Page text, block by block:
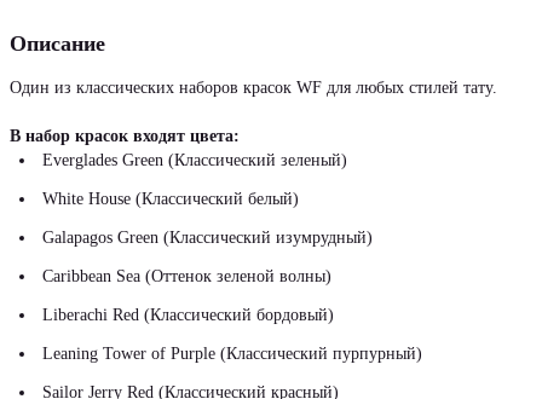
Описание
Один из классических наборов красок WF для любых стилей тату.
В набор красок входят цвета:
Everglades Green (Классический зеленый)
White House (Классический белый)
Galapagos Green (Классический изумрудный)
Caribbean Sea (Оттенок зеленой волны)
Liberachi Red (Классический бордовый)
Leaning Tower of Purple (Классический пурпурный)
Sailor Jerry Red (Классический красный)